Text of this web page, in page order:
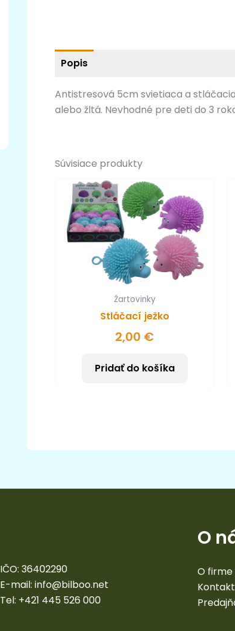
Popis
Antistresová 5cm svietiaca a
alebo žltá. Nevhodné pre deti do 3
Súvisiace produkty
Žartovinky
Stláčací ježko
2,00 €
Pridať do košíka
IČO: 36402290
E-mail: info@bilboo.net
Tel: +421 445 526 000
O
O firme
Kontakt